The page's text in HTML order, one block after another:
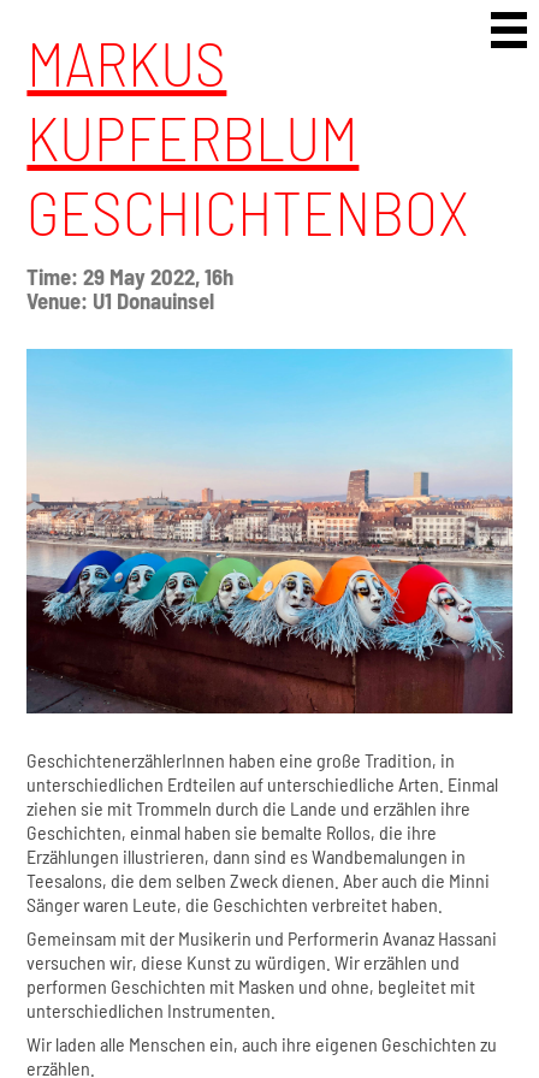
MARKUS
KUPFERBLUM
GESCHICHTENBOX
Time: 29 May 2022, 16h
Venue: U1 Donauinsel
GeschichtenerzählerInnen haben eine große Tradition, in
unterschiedlichen Erdteilen auf unterschiedliche Arten. Einmal
ziehen sie mit Trommeln durch die Lande und erzählen ihre
Geschichten, einmal haben sie bemalte Rollos, die ihre
Erzählungen illustrieren, dann sind es Wandbemalungen in
Teesalons, die dem selben Zweck dienen. Aber auch die Minni
Sänger waren Leute, die Geschichten verbreitet haben.
Gemeinsam mit der Musikerin und Performerin Avanaz Hassani
versuchen wir, diese Kunst zu würdigen. Wir erzählen und
performen Geschichten mit Masken und ohne, begleitet mit
unterschiedlichen Instrumenten.
Wir laden alle Menschen ein, auch ihre eigenen Geschichten zu
erzählen.